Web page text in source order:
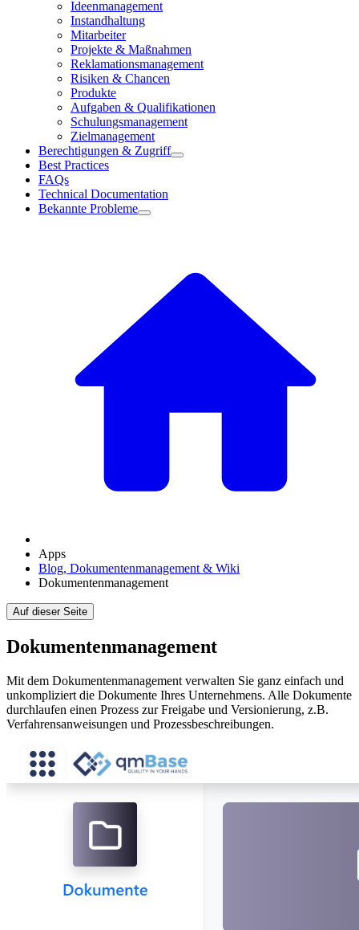
Ideenmanagement
Instandhaltung
Mitarbeiter
Projekte & Maßnahmen
Reklamationsmanagement
Risiken & Chancen
Produkte
Aufgaben & Qualifikationen
Schulungsmanagement
Zielmanagement
Berechtigungen & Zugriff
Best Practices
FAQs
Technical Documentation
Bekannte Probleme
Apps
Blog, Dokumentenmanagement & Wiki
Dokumentenmanagement
Auf dieser Seite
Dokumentenmanagement
Mit dem Dokumentenmanagement verwalten Sie ganz einfach und
unkompliziert die Dokumente Ihres Unternehmens. Alle Dokumente
durchlaufen einen Prozess zur Freigabe und Versionierung, z.B.
Verfahrensanweisungen und Prozessbeschreibungen.